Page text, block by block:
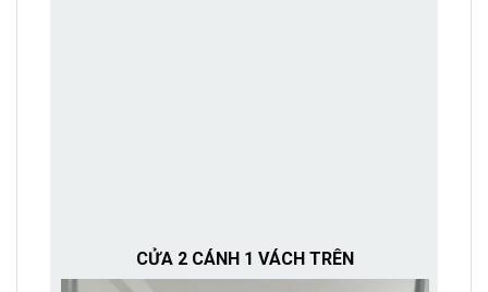
CỬA 2 CÁNH 1 VÁCH TRÊN